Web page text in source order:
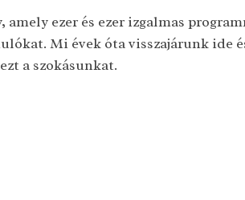
ezer és ezer izgalmas
Mi évek óta visszajárunk ide
a szokásunkat.